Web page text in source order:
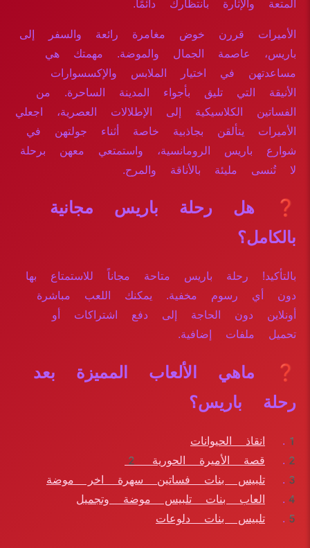
المتعة والإثارة بانتظارك دائمًا.
الأميرات قررن خوض مغامرة رائعة والسفر إلى
باريس، عاصمة الجمال والموضة. مهمتك هي
مساعدتهن في اختيار الملابس والإكسسوارات
الأنيقة التي تليق بأجواء المدينة الساحرة. من
الفساتين الكلاسيكية إلى الإطلالات العصرية، اجعلي
الأميرات يتألقن بجاذبية خاصة أثناء جولتهن في
شوارع باريس الرومانسية، واستمتعي معهن برحلة
لا تُنسى مليئة بالأناقة والمرح.
❓ هل رحلة باريس مجانية
بالكامل؟
بالتأكيد! رحلة باريس متاحة مجاناً للاستمتاع بها
دون أي رسوم مخفية. يمكنك اللعب مباشرة
أونلاين دون الحاجة إلى دفع اشتراكات أو
تحميل ملفات إضافية.
❓ ماهي الألعاب المميزة بعد
رحلة باريس؟
انقاذ الحيوانات
قصة الأميرة الحورية 2
تلبيس بنات فساتين سهرة اخر موضة
العاب بنات تلبيس موضة وتجميل
تلبيس بنات دلوعات